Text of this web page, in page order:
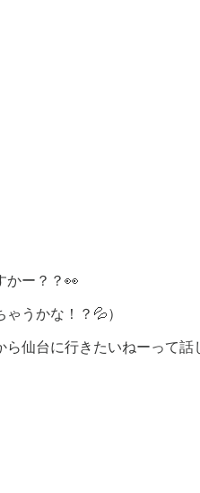
かー？？👀
うかな！？💦）
仙台に行きたいねーって